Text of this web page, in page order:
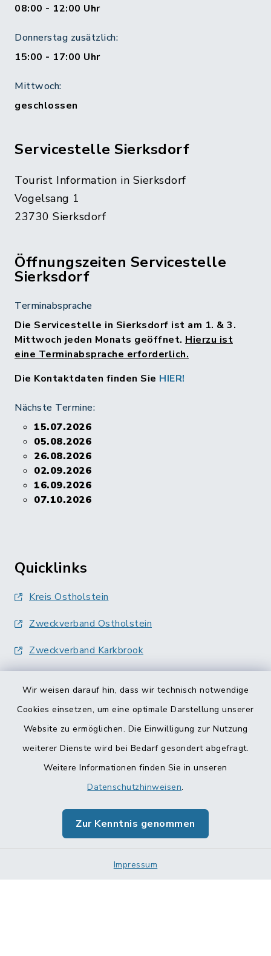
Wir weisen darauf hin, dass wir technisch notwendige
Cookies einsetzen, um eine optimale Darstellung unserer
Website zu ermöglichen. Die Einwilligung zur Nutzung
weiterer Dienste wird bei Bedarf gesondert abgefragt.
Weitere Informationen finden Sie in unseren
Datenschutzhinweisen.
Zur Kenntnis genommen
Impressum
08:00 - 12:00 Uhr
Donnerstag zusätzlich:
15:00 - 17:00 Uhr
Mittwoch:
geschlossen
Servicestelle Sierksdorf
Tourist Information in Sierksdorf
Vogelsang 1
23730 Sierksdorf
Öffnungszeiten Servicestelle
Sierksdorf
Terminabsprache
Die Servicestelle in Sierksdorf ist am 1. & 3.
Mittwoch jeden Monats geöffnet. Hierzu ist
eine Terminabsprache erforderlich.
Die Kontaktdaten finden Sie HIER!
Nächste Termine:
15.07.2026
05.08.2026
26.08.2026
02.09.2026
16.09.2026
07.10.2026
Quicklinks
Kreis Ostholstein
Zweckverband Ostholstein
Zweckverband Karkbrook
Barrierefreiheit
Impressum
Sitemap